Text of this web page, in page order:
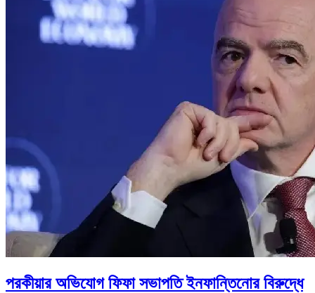
পরকীয়ার অভিযোগ ফিফা সভাপতি ইনফান্তিনোর বিরুদ্ধে